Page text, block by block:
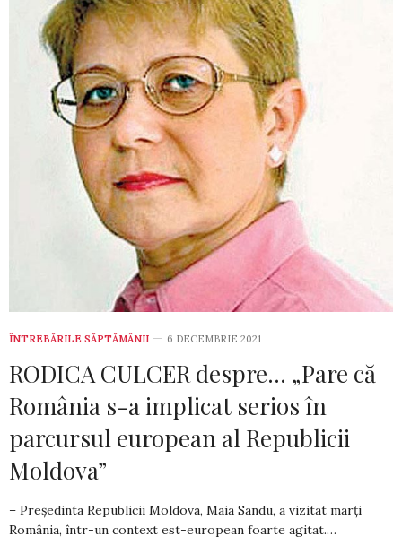
ÎNTREBĂRILE SĂPTĂMÂNII 6 DECEMBRIE 2021
RODICA CULCER despre… „Pare că
România s-a implicat serios în
parcursul european al Republicii
Moldova”
– Președinta Republicii Moldova, Maia Sandu, a vizitat marți
România, într-un context est-euro­pean foarte agitat.…